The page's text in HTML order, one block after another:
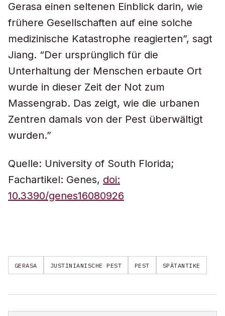
Gerasa einen seltenen Einblick darin, wie
frühere Gesellschaften auf eine solche
medizinische Katastrophe reagierten”, sagt
Jiang. “Der ursprünglich für die
Unterhaltung der Menschen erbaute Ort
wurde in dieser Zeit der Not zum
Massengrab. Das zeigt, wie die urbanen
Zentren damals von der Pest überwältigt
wurden.”
Quelle: University of South Florida;
Fachartikel: Genes, doi:
10.3390/genes16080926
GERASA JUSTINIANISCHE PEST PEST SPÄTANTIKE